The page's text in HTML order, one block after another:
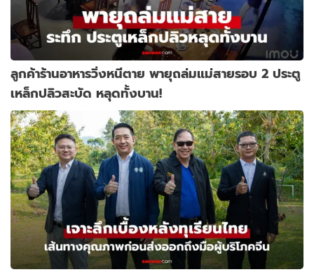
ลูกค้าร้านอาหารวิ่งหนีตาย พายุถล่มแม่สายรอบ 2 ประตู
เหล็กปลิวสะบัด หลุดทั้งบาน!